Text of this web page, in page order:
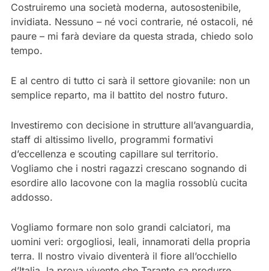
Costruiremo una società moderna, autosostenibile,
invidiata. Nessuno – né voci contrarie, né ostacoli, né
paure – mi farà deviare da questa strada, chiedo solo
tempo.
E al centro di tutto ci sarà il settore giovanile: non un
semplice reparto, ma il battito del nostro futuro.
Investiremo con decisione in strutture all’avanguardia,
staff di altissimo livello, programmi formativi
d’eccellenza e scouting capillare sul territorio.
Vogliamo che i nostri ragazzi crescano sognando di
esordire allo Iacovone con la maglia rossoblù cucita
addosso.
Vogliamo formare non solo grandi calciatori, ma
uomini veri: orgogliosi, leali, innamorati della propria
terra. Il nostro vivaio diventerà il fiore all’occhiello